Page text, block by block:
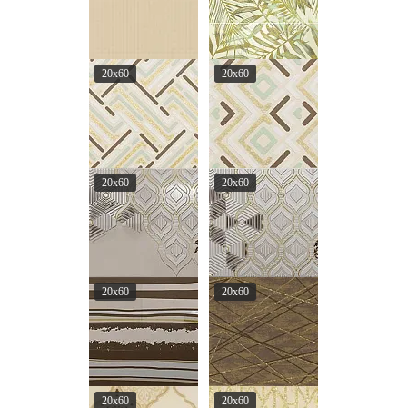
20x60 20x60
20x60 20x60
20x60 20x60
20x60 20x60